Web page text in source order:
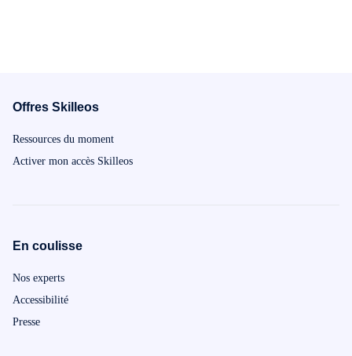
Offres Skilleos
Ressources du moment
Activer mon accès Skilleos
En coulisse
Nos experts
Accessibilité
Presse